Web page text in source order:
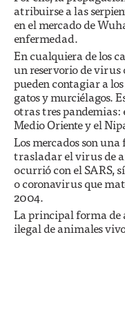
atribuirse a las
en el mercado de
enfermedad.
En cualquiera de los
un reservorio de virus
pueden contagiar a
gatos y murciélagos.
otras tres
Medio Oriente y el
Los mercados son
trasladar el virus de
ocurrió con el SARS,
o coronavirus que
2004.
La principal forma de
ilegal de animales